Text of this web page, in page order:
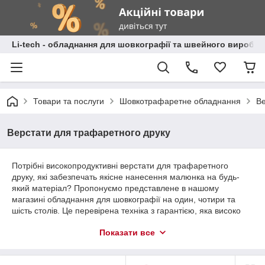
Li-tech - обладнання для шовкографії та швейного
Товари та послуги Шовкотрафаретне обладнання
Верстати для трафаретного друку
Потрібні високопродуктивні верстати для трафаретного
друку, які забезпечать якісне нанесення малюнка на будь-
який матеріал? Пропонуємо представлене в нашому
магазині обладнання для шовкографії на один, чотири та
шість столів. Це перевірена техніка з гарантією, яка високо
Обладнання для шовкографії
Показати все